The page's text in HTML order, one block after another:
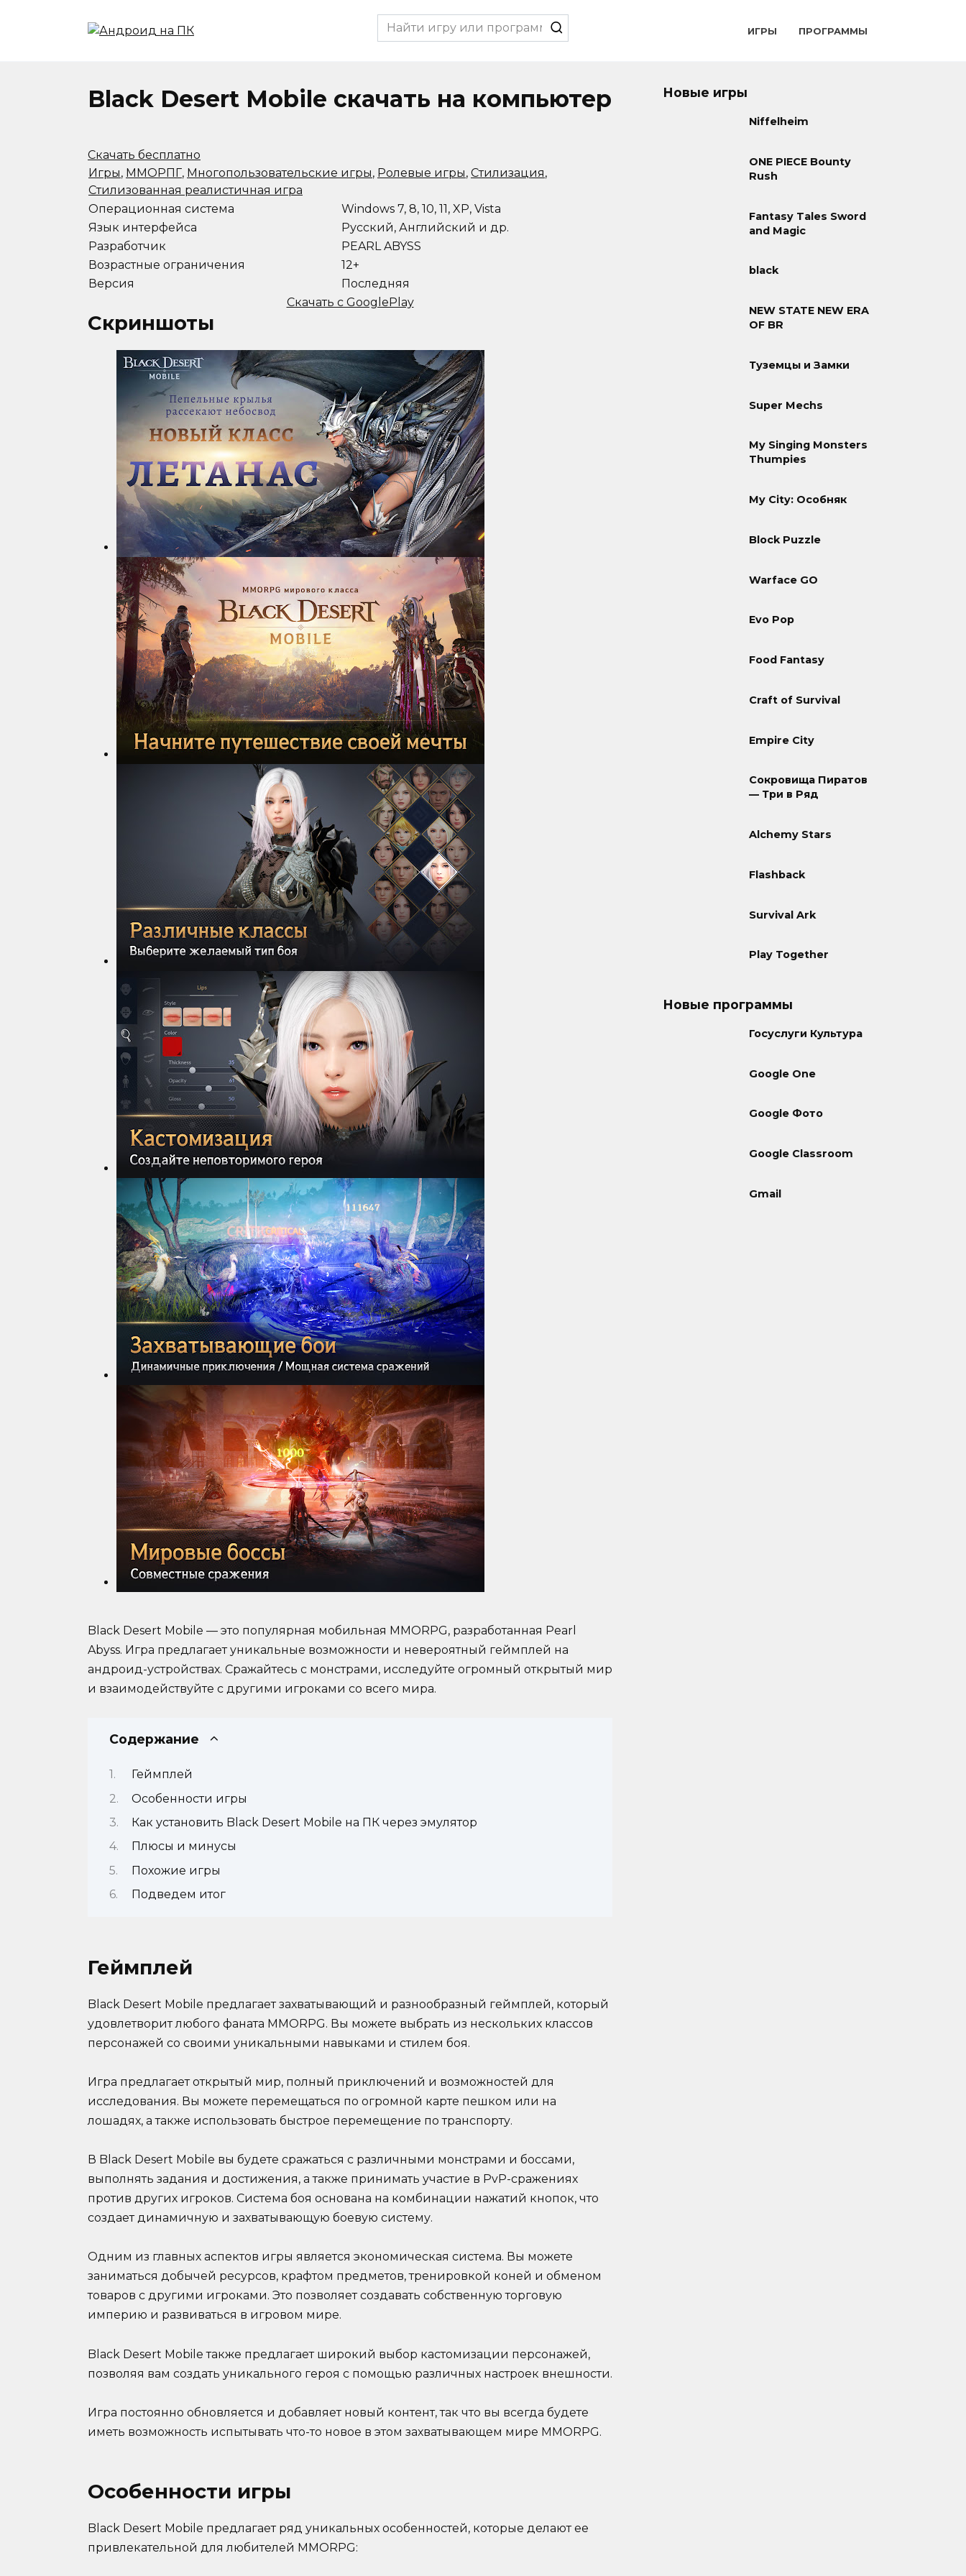
Search
for:
ИГРЫ ПРОГРАММЫ
Black Desert Mobile скачать на компьютер
Скачать бесплатно
Игры, ММОРПГ, Многопользовательские игры, Ролевые игры, Стилизация,
Стилизованная реалистичная игра
Операционная система
Windows 7, 8, 10, 11, XP, Vista
Язык интерфейса
Русский, Английский и др.
Разработчик
PEARL ABYSS
Возрастные ограничения
12+
Версия
Последняя
Скачать с GooglePlay
Скриншоты
Black Desert Mobile — это популярная мобильная MMORPG, разработанная Pearl
Abyss. Игра предлагает уникальные возможности и невероятный геймплей на
андроид-устройствах. Сражайтесь с монстрами, исследуйте огромный открытый мир
и взаимодействуйте с другими игроками со всего мира.
Содержание
Геймплей
Особенности игры
Как установить Black Desert Mobile на ПК через эмулятор
Плюсы и минусы
Похожие игры
Подведем итог
Геймплей
Black Desert Mobile предлагает захватывающий и разнообразный геймплей, который
удовлетворит любого фаната MMORPG. Вы можете выбрать из нескольких классов
персонажей со своими уникальными навыками и стилем боя.
Игра предлагает открытый мир, полный приключений и возможностей для
исследования. Вы можете перемещаться по огромной карте пешком или на
лошадях, а также использовать быстрое перемещение по транспорту.
В Black Desert Mobile вы будете сражаться с различными монстрами и боссами,
выполнять задания и достижения, а также принимать участие в PvP-сражениях
против других игроков. Система боя основана на комбинации нажатий кнопок, что
создает динамичную и захватывающую боевую систему.
Одним из главных аспектов игры является экономическая система. Вы можете
заниматься добычей ресурсов, крафтом предметов, тренировкой коней и обменом
товаров с другими игроками. Это позволяет создавать собственную торговую
империю и развиваться в игровом мире.
Black Desert Mobile также предлагает широкий выбор кастомизации персонажей,
позволяя вам создать уникального героя с помощью различных настроек внешности.
Игра постоянно обновляется и добавляет новый контент, так что вы всегда будете
иметь возможность испытывать что-то новое в этом захватывающем мире MMORPG.
Особенности игры
Black Desert Mobile предлагает ряд уникальных особенностей, которые делают ее
привлекательной для любителей MMORPG:
Новые игры
Niffelheim
ONE PIECE Bounty
Rush
Fantasy Tales Sword
and Magic
black
NEW STATE NEW ERA
OF BR
Туземцы и Замки
Super Mechs
My Singing Monsters
Thumpies
My City: Особняк
Block Puzzle
Warface GO
Evo Pop
Food Fantasy
Craft of Survival
Empire City
Сокровища Пиратов
— Три в Ряд
Alchemy Stars
Flashback
Survival Ark
Play Together
Новые программы
Госуслуги Культура
Google One
Google Фото
Google Classroom
Gmail